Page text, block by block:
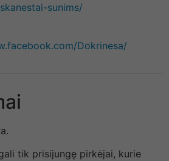
sunims/
Dokrinesa/
tik prisijungę pirkėjai, kurie